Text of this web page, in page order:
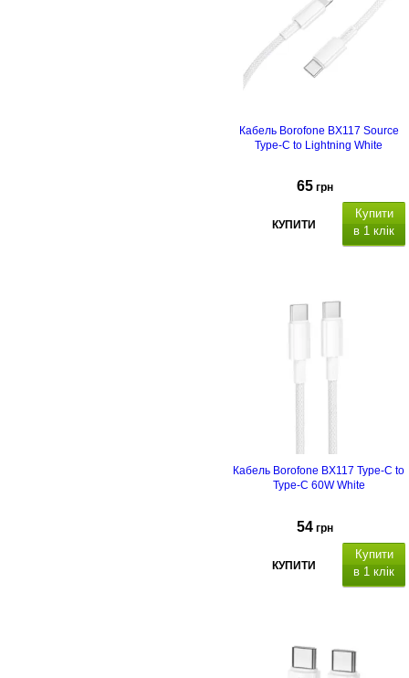
Кабель Borofone BX117 Source
Type-C to Lightning White
65 грн
КУПИТИ
Купити
в 1 клік
Кабель Borofone BX117 Type-C to
Type-C 60W White
54 грн
КУПИТИ
Купити
в 1 клік